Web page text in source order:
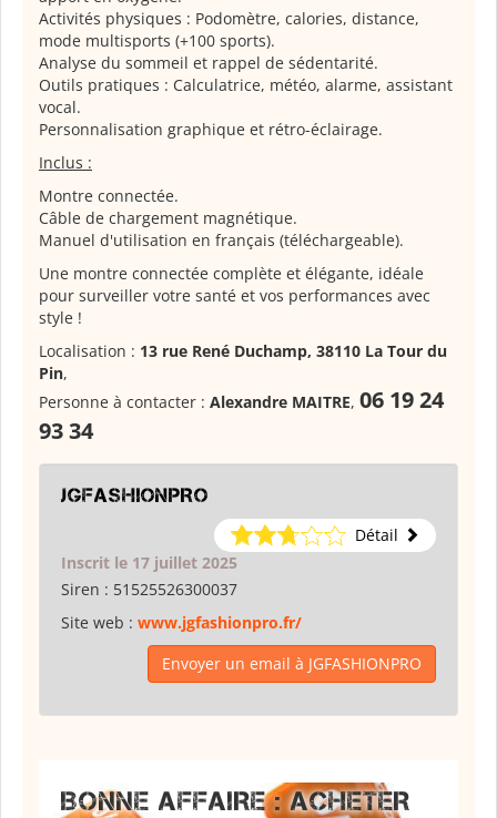
Activités physiques : Podomètre, calories, distance,
mode multisports (+100 sports).
Analyse du sommeil et rappel de sédentarité.
Outils pratiques : Calculatrice, météo, alarme, assistant
vocal.
Personnalisation graphique et rétro-éclairage.
Inclus :
Montre connectée.
Câble de chargement magnétique.
Manuel d'utilisation en français (téléchargeable).
Une montre connectée complète et élégante, idéale
pour surveiller votre santé et vos performances avec
style !
Localisation : 13 rue René Duchamp, 38110 La Tour du
Pin,
Personne à contacter : Alexandre MAITRE, 06 19 24
93 34
JGFASHIONPRO
Détail
Inscrit le 17 juillet 2025
Siren : 51525526300037
Site web : www.jgfashionpro.fr/
Envoyer un email à JGFASHIONPRO
BONNE AFFAIRE : ACHETER